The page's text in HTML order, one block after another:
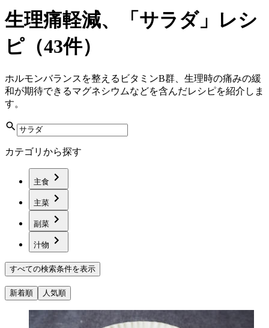
生理痛軽減、「サラダ」レシ
ピ（43件）
ホルモンバランスを整えるビタミンB群、生理時の痛みの緩
和が期待できるマグネシウムなどを含んだレシピを紹介しま
す。
カテゴリから探す
主食
主菜
副菜
汁物
すべての検索条件を表示
新着順 人気順